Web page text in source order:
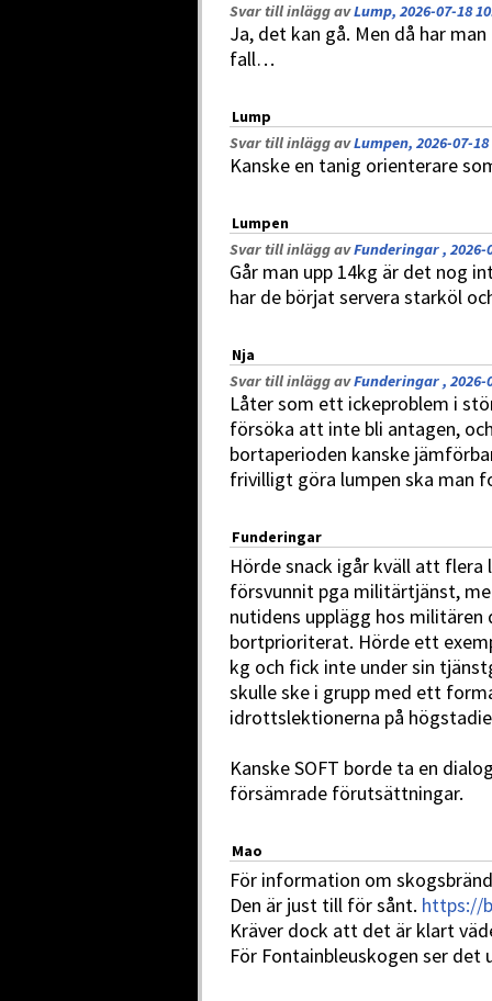
Svar till inlägg avLump, 2026-07-18
Ja, det kan gå. Men då har
fall…
Lump
Svar till inlägg avLumpen, 2026-07-18
Kanske en tanig orienterare
Lumpen
Svar till inlägg avFunderingar , 2026-
Går man upp 14kg är det nog
har de börjat servera starköl
Nja
Svar till inlägg avFunderingar , 2026-
Låter som ett ickeproblem i
försöka att inte bli antagen,
bortaperioden kanske
frivilligt göra lumpen ska man
Funderingar
Hörde snack igår kväll att
försvunnit pga militärtjänst,
nutidens upplägg hos
bortprioriterat. Hörde ett
kg och fick inte under sin
skulle ske i grupp med ett
idrottslektionerna på
Kanske SOFT borde ta en
försämrade förutsättningar.
Mao
För information om
Den är just till för sånt. https://
Kräver dock att det är klart
För Fontainbleuskogen ser